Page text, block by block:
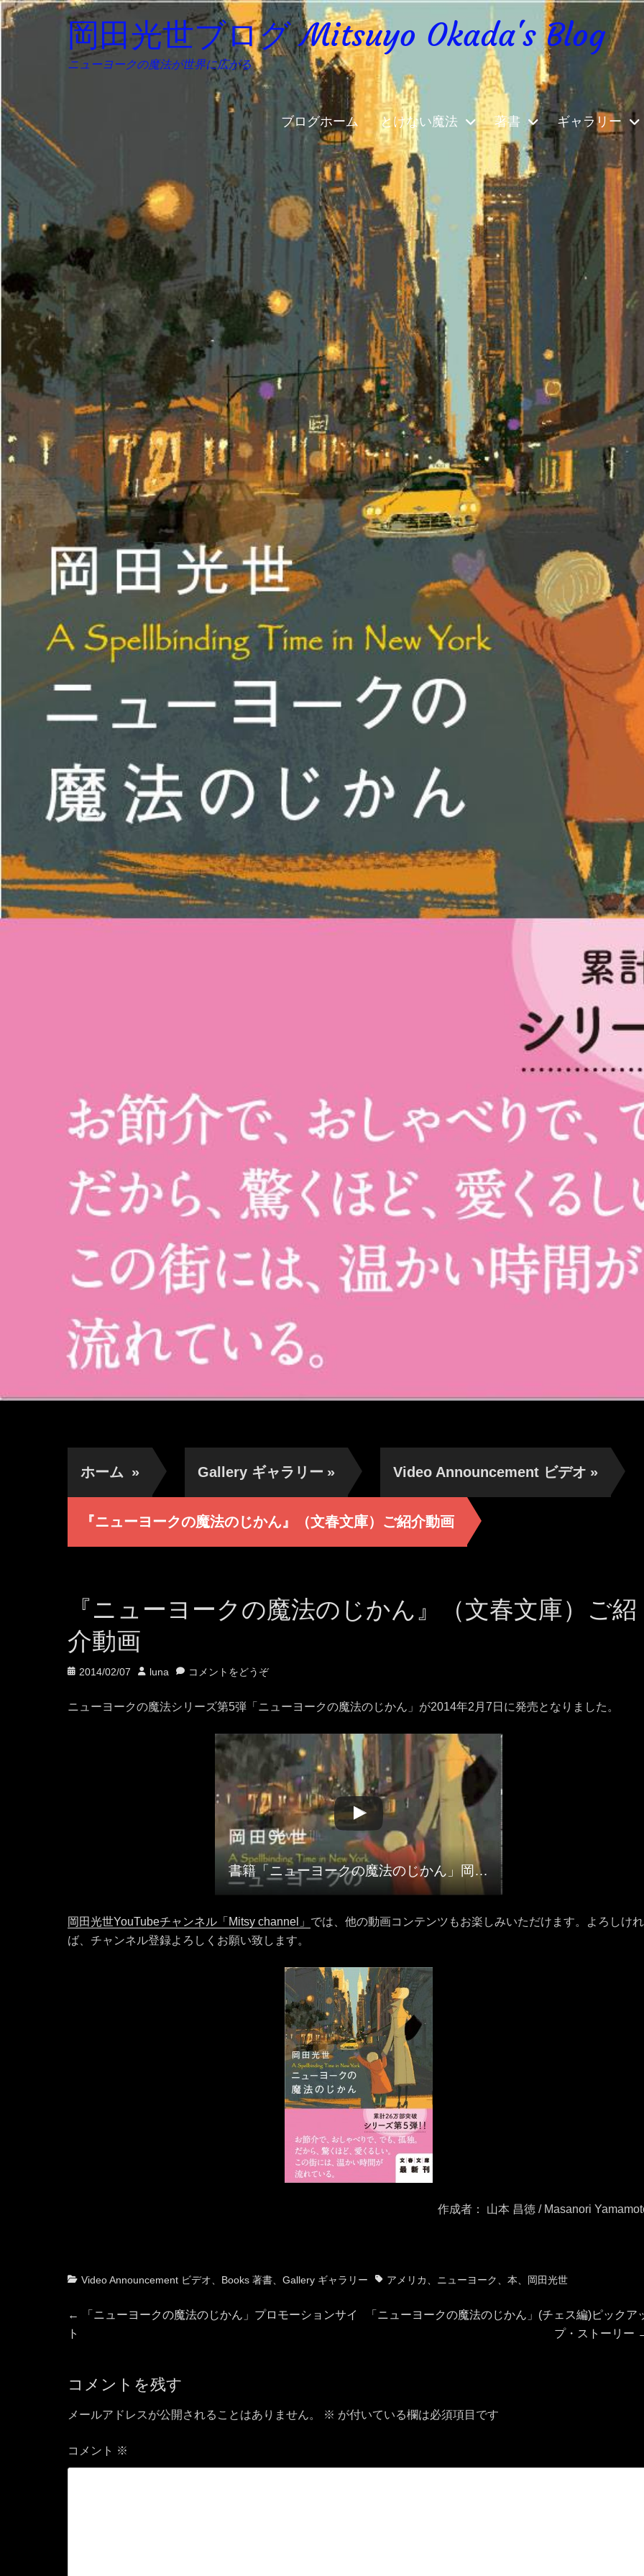
岡田光世ブログ Mitsuyo Okada's Blog
ニューヨークの魔法が世界に広がる
ブログホーム とけない魔法 著書 ギャラリー
ホーム » Gallery ギャラリー » Video Announcement ビデオ »
『ニューヨークの魔法のじかん』（文春文庫）ご紹介動画
『ニューヨークの魔法のじかん』（文春文庫）ご紹
介動画
投
日
2014/02/07
投
者
luna コメントをどうぞ
ニューヨークの魔法シリーズ第5弾「ニューヨークの魔法のじかん」が2014年2月7日に発売となりました。
書籍「ニューヨークの魔法のじかん」岡田光世
岡田光世YouTubeチャンネル「Mitsy channel」 では、他の動画コンテンツもお楽しみいただけます。よろしけれ
ば、チャンネル登録よろしくお願い致します。
作成者： 山本 昌徳 / Masanori
カ
リ
Video Announcement ビデオ Books 著書 、Gallery ギャラリー
タ アメリカ ニューヨーク 、本 岡田光世
投
ナ
ビ
ゲ
ー
←
前
「ニューヨークの魔法のじかん」プロモーションサイ
ト
次
「ニューヨークの魔法のじかん」(チェス編)ピックア
プ・ストーリー
コメントを残す
メールアドレスが公開されることはありません。 ※ が付いている欄は必須項目です
コメント ※